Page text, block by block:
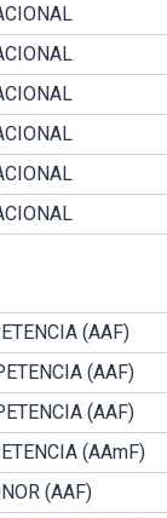
(AAF)
(AAF)
(AAF)
(AAmF)
(AAF)